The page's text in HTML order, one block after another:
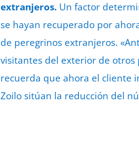
extranjeros. Un factor
se hayan recuperado por
de peregrinos extranjeros.
visitantes del exterior de otros
recuerda que ahora el cliente
Zoilo sitúan la reducción del